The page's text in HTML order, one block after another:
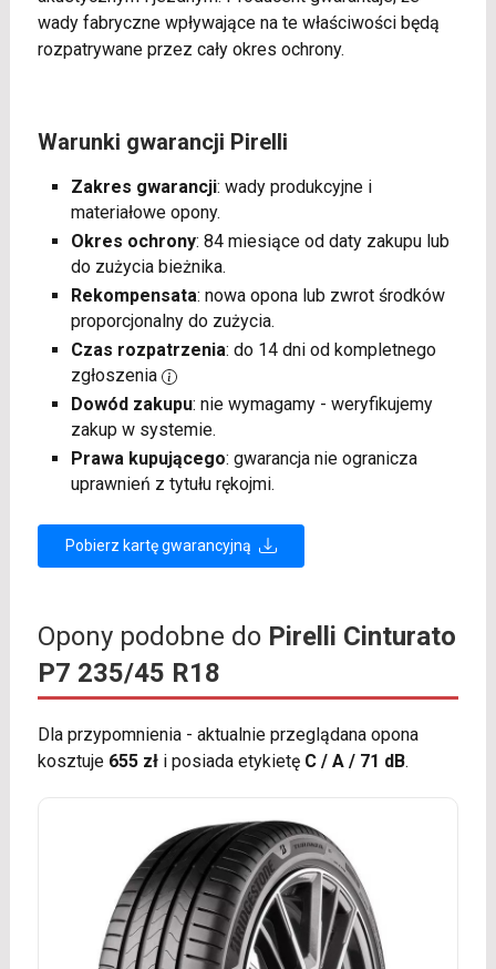
wady fabryczne wpływające na te właściwości będą
rozpatrywane przez cały okres ochrony.
Warunki gwarancji Pirelli
Zakres gwarancji: wady produkcyjne i
materiałowe opony.
Okres ochrony: 84 miesiące od daty zakupu lub
do zużycia bieżnika.
Rekompensata: nowa opona lub zwrot środków
proporcjonalny do zużycia.
Czas rozpatrzenia: do 14 dni od kompletnego
zgłoszenia
Dowód zakupu: nie wymagamy - weryfikujemy
zakup w systemie.
Prawa kupującego: gwarancja nie ogranicza
uprawnień z tytułu rękojmi.
Pobierz kartę gwarancyjną
Opony podobne do Pirelli Cinturato
P7 235/45 R18
Dla przypomnienia - aktualnie przeglądana opona
kosztuje 655 złi posiada etykietę C / A / 71 dB.